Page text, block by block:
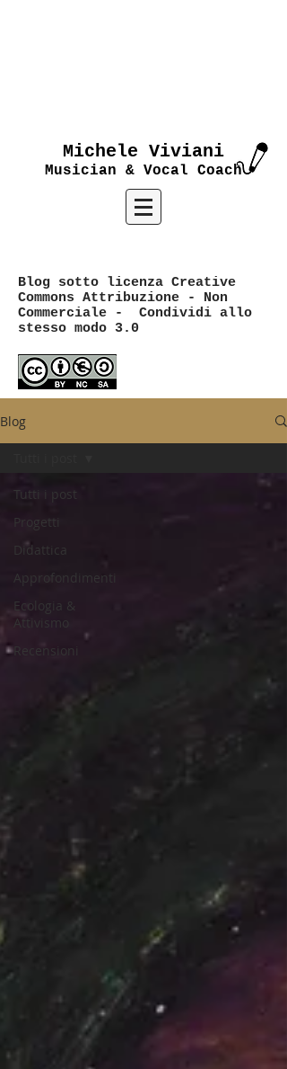
Michele Viviani
Musician & Vocal Coach
Blog sotto licenza Creative
Commons Attribuzione - Non
Commerciale - Condividi allo
stesso modo 3.0
Blog
Tutti i post
Progetti
Didattica
Approfondimenti
Ecologia &
Attivismo
Recensioni